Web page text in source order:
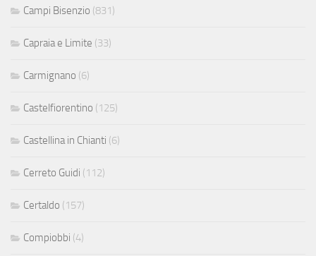
Campi Bisenzio (831)
Capraia e Limite (33)
Carmignano (6)
Castelfiorentino (125)
Castellina in Chianti (6)
Cerreto Guidi (112)
Certaldo (157)
Compiobbi (4)